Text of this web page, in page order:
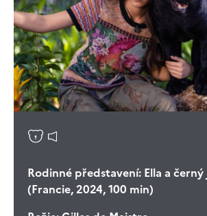
Rodinné představení: Ella a černý
(Francie, 2024, 100 min)